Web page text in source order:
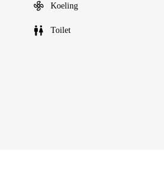
Koeling
Toilet